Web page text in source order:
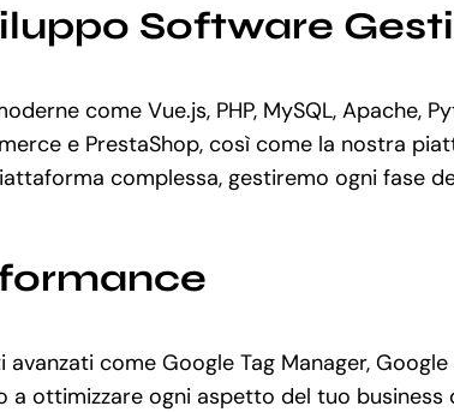
Software
come Vue.js, PHP, MySQL, Apache,
e PrestaShop, così come la nostra
complessa, gestiremo ogni fase
come Google Tag Manager,
ottimizzare ogni aspetto del tuo